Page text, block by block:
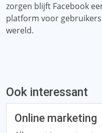
zorgen blijft Facebook
platform voor
wereld.
Ook interessant
Online marketing